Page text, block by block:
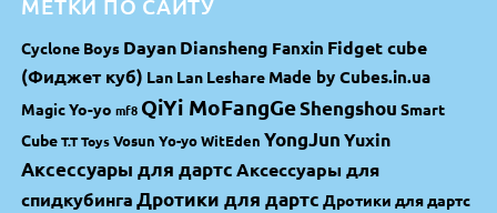
МЕТКИ ПО САЙТУ
Cyclone Boys DayanDiansheng Fanxin Fidget cube
(Фиджет куб) Lan Lan Leshare Made by Cubes.in.ua
Magic Yo-yo mf8 QiYi MoFangGeShengshou Smart
Cube T.T Toys Vosun Yo-yoWitEden YongJun Yuxin
Аксессуары для дартс Аксессуары для
спидкубинга Дротики для дартс Дротики для дартс